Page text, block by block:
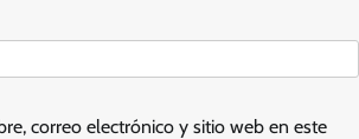
correo electrónico y sitio web en este